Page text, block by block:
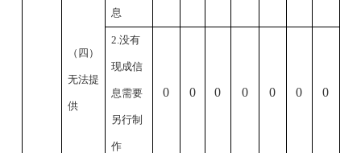
（四）
无法提
供
息
2.没有
现成信
息需要
另行制
作
0 0 0 0 0 0 0